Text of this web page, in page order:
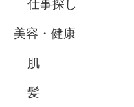
仕事探し
美容・健康
肌
髪